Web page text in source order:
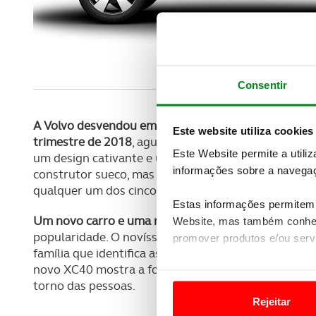
Consentir
Este website utiliza cookies
Este Website permite a
informações sobre a
Estas informações
Website, mas também
promover produtos e/ou
Rejeitar
A Volvo desvendou em Lisboa a sua nova oferta
trimestre de 2018, aguçando assim o apetite por
um design cativante e um interior ao nível dos
construtor sueco, mas com outras dimensões,
qualquer um dos cinco ocupantes.
Um novo carro e uma nova plataforma, num novo
popularidade. O novíssimo SUV da Volvo mantem a
família que identifica as mais recentes gerações de
novo XC40 mostra a forte identidade do seu design
torno das pessoas.